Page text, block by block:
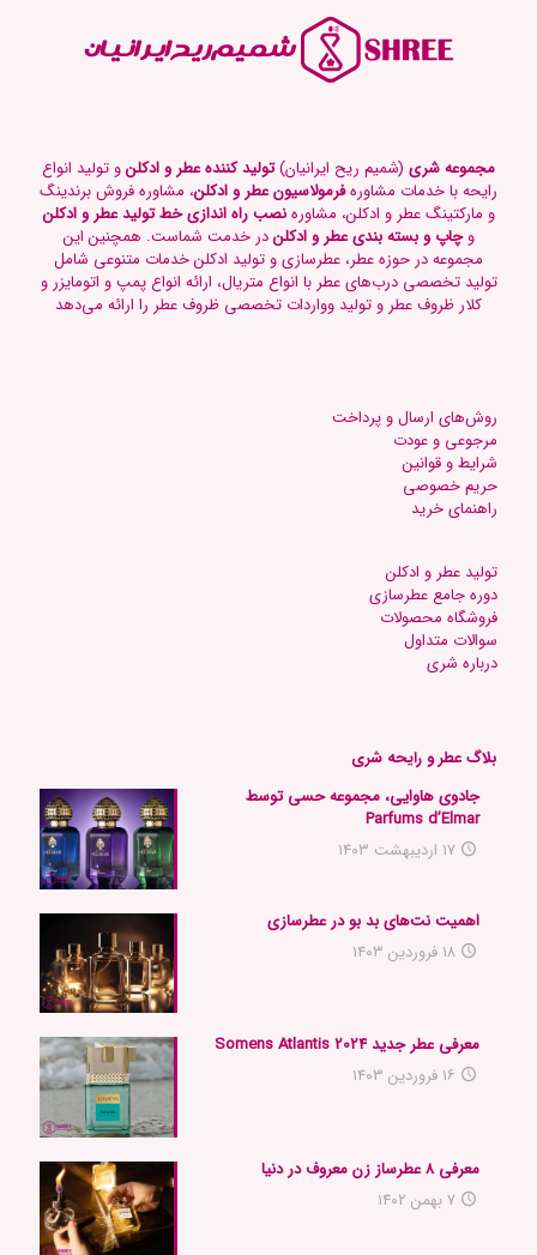
مجموعه شری (شمیم ریح ایرانیان)تولید کننده عطر و ادکلنو تولید انواع
رایحه با خدمات مشاورهفرمولاسیون عطر و ادکلن، مشاوره فروش برندینگ
و مارکتینگ عطر و ادکلن، مشاورهنصب راه اندازی خط تولید عطر و ادکلن
وچاپ و بسته بندی عطر و ادکلندر خدمت شماست. همچنین این
مجموعه در حوزه عطر، عطرسازی و تولید ادکلن خدمات متنوعی شامل
تولید تخصصی درب‌های عطر با انواع متریال، ارائه انواع پمپ و اتومایزر و
کلار ظروف عطر و تولید وواردات تخصصی ظروف عطر را ارائه می‌دهد
روش‌های ارسال و پرداخت
مرجوعی و عودت
شرایط و قوانین
حریم خصوصی
راهنمای خرید
تولید عطر و ادکلن
دوره جامع عطرسازی
فروشگاه محصولات
سوالات متداول
درباره شری
بلاگ عطر و رایحه شری
جادوی هاوایی، مجموعه حسی توسط
Parfums d’Elmar
۱۷ اردیبهشت ۱۴۰۳
اهمیت نت‌های بد بو در عطرسازی
۱۸ فروردین ۱۴۰۳
معرفی عطر جدید 2024 Somens Atlantis
۱۶ فروردین ۱۴۰۳
معرفی ۸ عطرساز زن معروف در دنیا
۷ بهمن ۱۴۰۲